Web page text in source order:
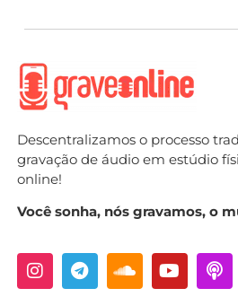
Descentralizamos o processo
gravação de áudio em estúdio
online!
Você sonha, nós gravamos, o